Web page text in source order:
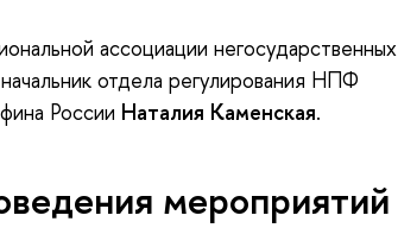
ассоциации негосударственных
отдела регулирования НПФ
России Наталия Каменская.
мероприятий